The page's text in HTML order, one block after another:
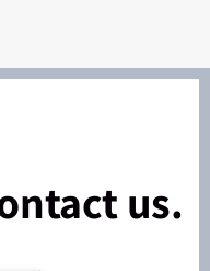
us.